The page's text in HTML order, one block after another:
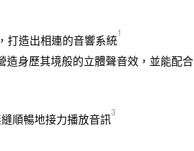
打造出相連的音響系統
1
造身歷其境般的立體聲音效，並能配合
縫順暢地接力播放音訊
3